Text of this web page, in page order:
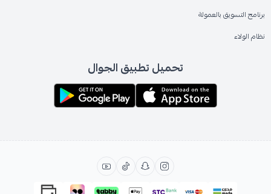
برنامج التسويق بالعمولة
نظام الولاء
تحميل تطبيق الجوال